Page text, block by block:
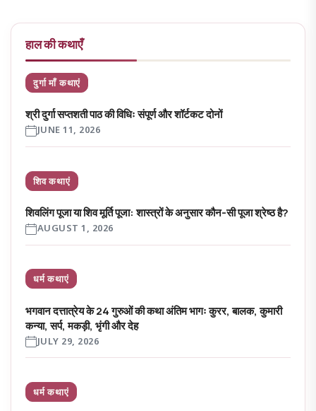
हाल की कथाएँ
दुर्गा माँ कथाएं
श्री दुर्गा सप्तशती पाठ की विधिः संपूर्ण और शॉर्टकट दोनों
JUNE 11, 2026
शिव कथाएं
शिवलिंग पूजा या शिव मूर्ति पूजा: शास्त्रों के अनुसार कौन-सी पूजा श्रेष्ठ है?
AUGUST 1, 2026
धर्म कथाएं
भगवान दत्तात्रेय के 24 गुरुओं की कथा अंतिम भागः कुरर, बालक, कुमारी
कन्या, सर्प, मकड़ी, भृंगी और देह
JULY 29, 2026
धर्म कथाएं